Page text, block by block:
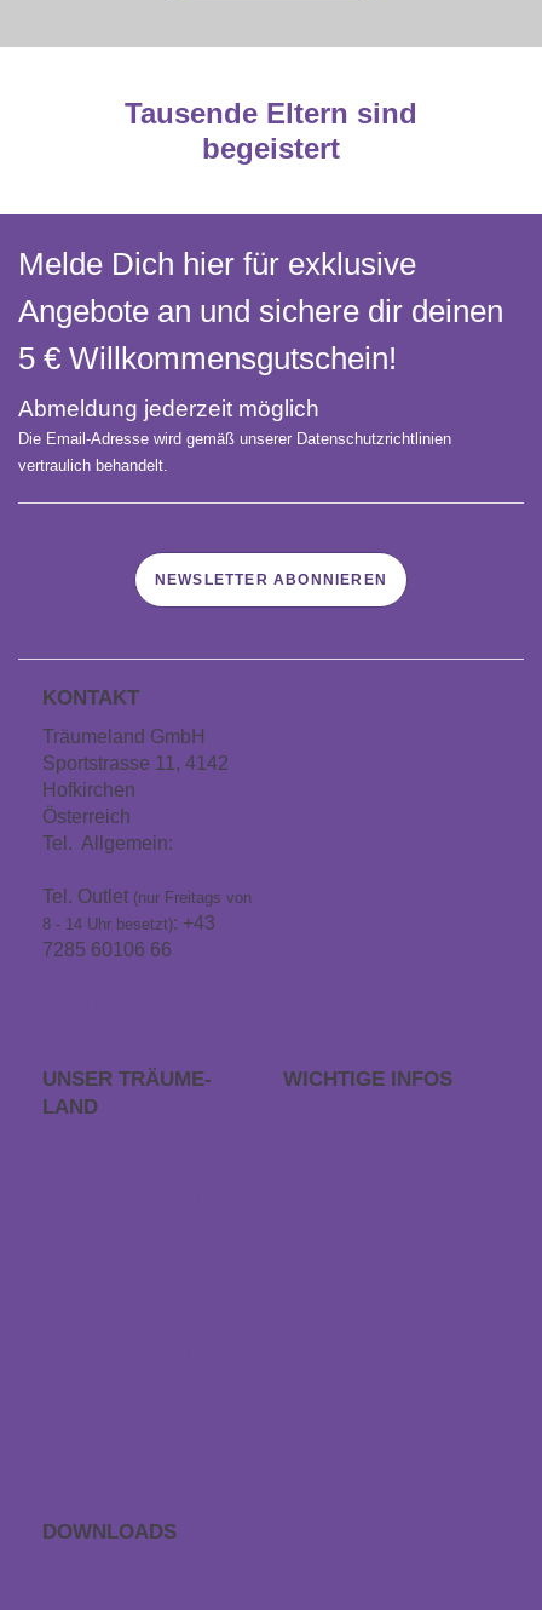
Tausende Eltern sind
begeistert
Melde Dich hier für exklusive
Angebote an und sichere dir deinen
5 € Willkommens­gutschein!
Abmeldung jederzeit möglich
Die Email-Adresse wird gemäß unserer Datenschutzrichtlinien
vertraulich behandelt.
NEWSLETTER ABONNIEREN
KONTAKT
Träumeland GmbH
Sportstrasse 11, 4142
Hofkirchen
Österreich
Tel. Allgemein:
Tel. Outlet (nur Freitags von
8 - 14 Uhr besetzt): +43
7285 60106 66
UNSER TRÄUME­
LAND
WICHTIGE INFOS
DOWNLOADS